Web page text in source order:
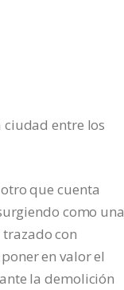
entre los
que cuenta
como una
con
en valor el
la demolición